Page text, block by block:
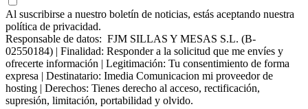
Al suscribirse a nuestro boletín de noticias, estás aceptando nuestra
política de privacidad.
Responsable de datos: FJM SILLAS Y MESAS S.L. (B-
02550184) | Finalidad: Responder a la solicitud que me envíes y
ofrecerte información | Legitimación: Tu consentimiento de forma
expresa | Destinatario: Imedia Comunicacion mi proveedor de
hosting | Derechos: Tienes derecho al acceso, rectificación,
supresión, limitación, portabilidad y olvido.